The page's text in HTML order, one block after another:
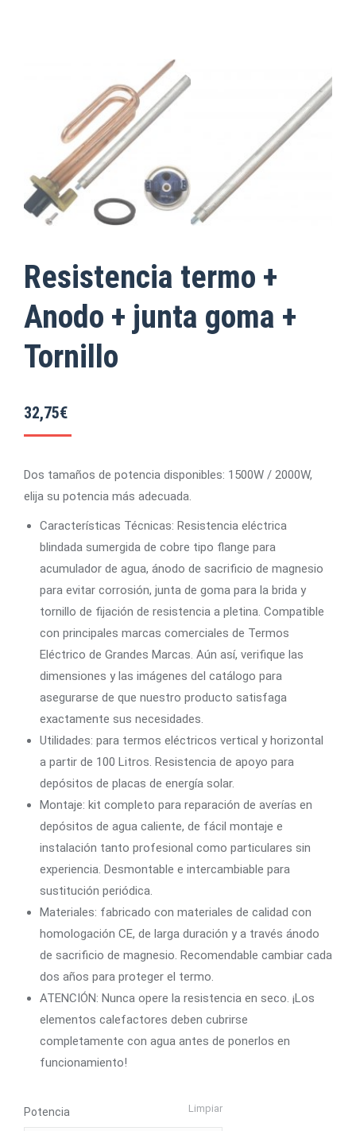
Resistencia termo +
Anodo + junta goma +
Tornillo
32,75€
Dos tamaños de potencia disponibles: 1500W / 2000W,
elija su potencia más adecuada.
Características Técnicas: Resistencia eléctrica
blindada sumergida de cobre tipo flange para
acumulador de agua, ánodo de sacrificio de magnesio
para evitar corrosión, junta de goma para la brida y
tornillo de fijación de resistencia a pletina. Compatible
con principales marcas comerciales de Termos
Eléctrico de Grandes Marcas. Aún así, verifique las
dimensiones y las imágenes del catálogo para
asegurarse de que nuestro producto satisfaga
exactamente sus necesidades.
Utilidades: para termos eléctricos vertical y horizontal
a partir de 100 Litros. Resistencia de apoyo para
depósitos de placas de energía solar.
Montaje: kit completo para reparación de averías en
depósitos de agua caliente, de fácil montaje e
instalación tanto profesional como particulares sin
experiencia. Desmontable e intercambiable para
sustitución periódica.
Materiales: fabricado con materiales de calidad con
homologación CE, de larga duración y a través ánodo
de sacrificio de magnesio. Recomendable cambiar cada
dos años para proteger el termo.
ATENCIÓN: Nunca opere la resistencia en seco. ¡Los
elementos calefactores deben cubrirse
completamente con agua antes de ponerlos en
funcionamiento!
Potencia Limpiar